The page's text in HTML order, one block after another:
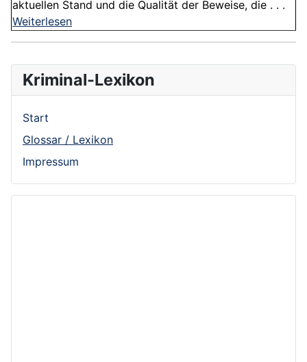
aktuellen Stand und die Qualität der Beweise, die . . .
Weiterlesen
Kriminal-Lexikon
Start
Glossar / Lexikon
Impressum